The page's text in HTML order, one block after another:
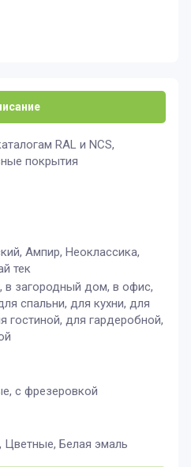
RAL и NCS,
покрытия
Ампир, Неоклассика,
тек
в загородный дом, в офис,
спальни, для кухни, для
гостиной, для гардеробной,
с фрезеровкой
Белая эмаль